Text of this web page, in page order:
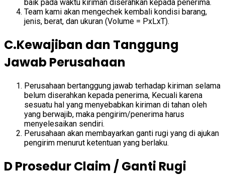
baik pada waktu kiriman diserahkan kepada penerima.
Team kami akan mengechek kembali kondisi barang,
jenis, berat, dan ukuran (Volume = PxLxT).
C.Kewajiban dan Tanggung
Jawab Perusahaan
Perusahaan bertanggung jawab terhadap kiriman selama
belum diserahkan kepada penerima, Kecuali karena
sesuatu hal yang menyebabkan kiriman di tahan oleh
yang berwajib, maka pengirim/penerima harus
menyelesaikan sendiri.
Perusahaan akan membayarkan ganti rugi yang di ajukan
pengirim menurut ketentuan yang berlaku.
D Prosedur Claim / Ganti Rugi